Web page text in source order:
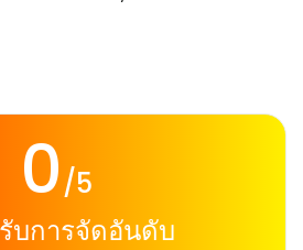
0/5
บการจัดอันดับ